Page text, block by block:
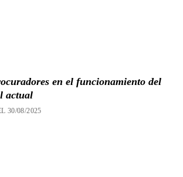
en el funcionamiento del
actual
30/08/2025